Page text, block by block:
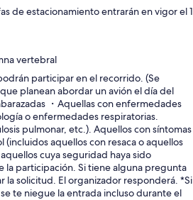
de estacionamiento entrarán en vigor el 1
vertebral
participar en el recorrido. (Se
planean abordar un avión el día del
・Aquellas con enfermedades
o enfermedades respiratorias.
pulmonar, etc.). Aquellos con síntomas
aquellos con resaca o aquellos
cuya seguridad haya sido
la participación. Si tiene alguna pregunta
la solicitud. El organizador responderá. *Si
te niegue la entrada incluso durante el